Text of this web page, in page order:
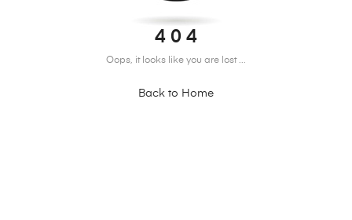
4 0 4
Oops, it looks like you are lost ...
Back to Home